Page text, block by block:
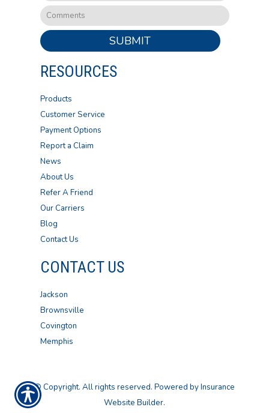
SUBMIT
RESOURCES
Products
Customer Service
Payment Options
Report a Claim
News
About Us
Refer A Friend
Our Carriers
Blog
Contact Us
CONTACT US
Jackson
Brownsville
Covington
Memphis
© Copyright. All rights reserved. Powered byInsurance
Website Builder.